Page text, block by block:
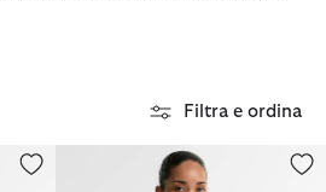
Filtra e ordina
Giacca cerata Donnington